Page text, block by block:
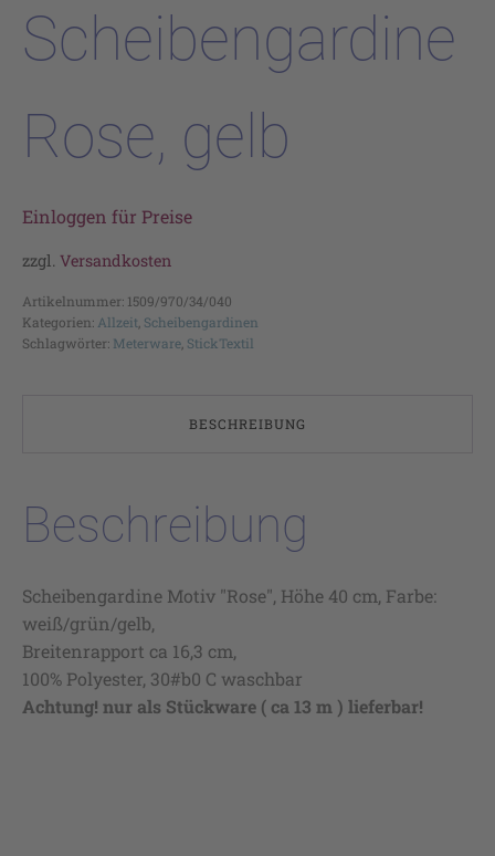
Scheibengardine
Rose, gelb
Einloggen für Preise
zzgl. Versandkosten
Artikelnummer: 1509/970/34/040
Kategorien: Allzeit Scheibengardinen
Schlagwörter: Meterware StickTextil
BESCHREIBUNG
Beschreibung
Scheibengardine Motiv "Rose", Höhe 40 cm, Farbe:
weiß/grün/gelb,
Breitenrapport ca 16,3 cm,
100% Polyester, 30#b0 C waschbar
Achtung! nur als Stückware ( ca 13 m ) lieferbar!